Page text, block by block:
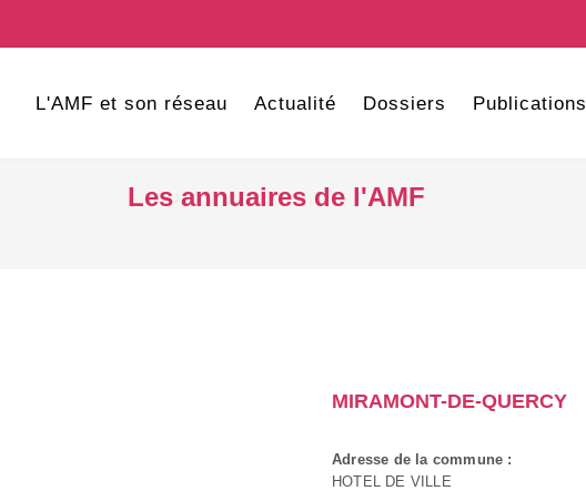
L'AMF et son réseau Actualité Dossiers Publications
Les annuaires de l'AMF
MIRAMONT-DE-QUERCY
Adresse de la commune :
HOTEL DE VILLE